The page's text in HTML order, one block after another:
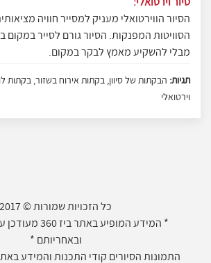
הסיור הווירטואלי מעניק למסייר חוויה
הסוויטות המפנקות. הסיור גורם לסייר במקום
מבלי להשקיע מאמץ לבקר במקום.
תגיות: הבקתות של סיוון, בקתות אירוח בשזור, בקתות
וירטואלי
כל הזכויות שמורות © 2017
* המידע המופיע
ובאחריותם *
התמונות הסיורים קודי התכנות והמידע